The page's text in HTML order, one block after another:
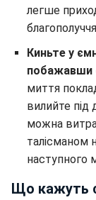
легше
Киньте у
побажавши
миття
вилийте під
можна
талісманом
наступного
Що кажуть